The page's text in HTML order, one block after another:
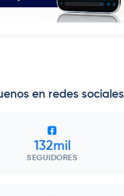
en redes sociales
132mil
SEGUIDORES